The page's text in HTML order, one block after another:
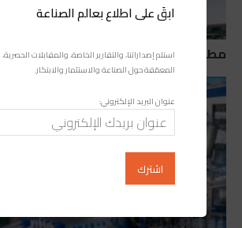
مطارات المغرب: 18.83 مليون مسافر في ستة أشهر
ابقَ على اطلاع بعالم الصناعة
استلم إصداراتنا، والتقارير الخاصة، والمقابلات
المعمّقة حول الصناعة والاستثمار والابتكار.
عنوان البريد الإلكتروني: